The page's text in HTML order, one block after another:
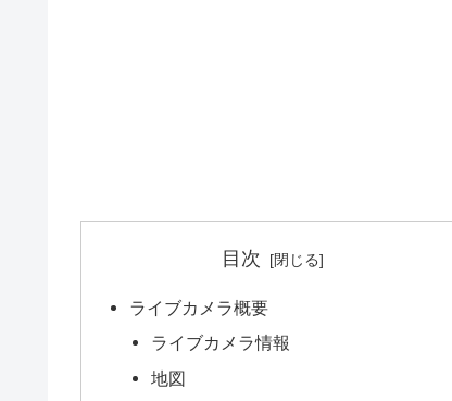
目次
ライブカメラ概要
ライブカメラ情報
地図